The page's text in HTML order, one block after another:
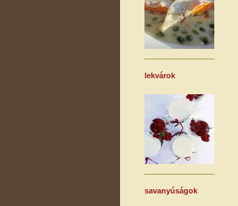
lekvárok
savanyúságok